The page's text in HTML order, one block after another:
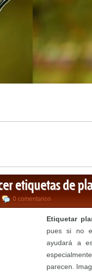
etiquetas de
0 comentarios
Etiquetar
pues si no
ayudará a
parecen.